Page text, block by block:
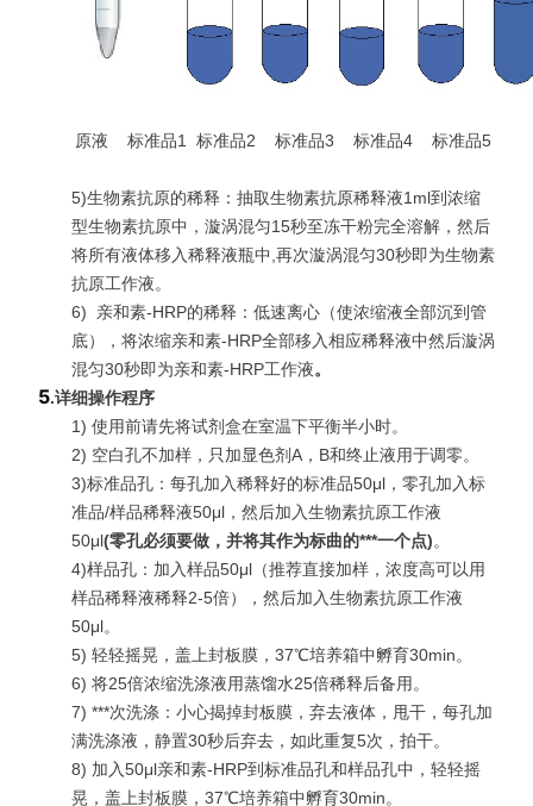
原液 标准品1 标准品2 标准品3 标准品4 标准品5
5)生物素抗原的稀释：抽取生物素抗原稀释液1ml到浓缩
型生物素抗原中，漩涡混匀15秒至冻干粉完全溶解，然后
将所有液体移入稀释液瓶中,再次漩涡混匀30秒即为生物素
抗原工作液。
6)
亲和素-HRP的稀释：低速离心（使浓缩液全部沉到管
底），将浓缩亲和素-HRP全部移入相应稀释液中然后漩涡
混匀30秒即为亲和素-HRP工作液。
5.详细操作程序
1) 使用前请先将试剂盒在室温下平衡半小时。
2) 空白孔不加样，只加显色剂A，B和终止液用于调零。
3)标准品孔：每孔加入稀释好的标准品50μl，零孔加入标
准品/样品稀释液50μl，然后加入生物素抗原工作液
50μl(零孔必须要做，并将其作为标曲的***一个点)。
4)样品孔：加入样品50μl（推荐直接加样，浓度高可以用
样品稀释液稀释2-5倍），然后加入生物素抗原工作液
50μl。
5) 轻轻摇晃，盖上封板膜，37℃培养箱中孵育30min。
6) 将25倍浓缩洗涤液用蒸馏水25倍稀释后备用。
7) ***次洗涤：小心揭掉封板膜，弃去液体，甩干，每孔加
满洗涤液，静置30秒后弃去，如此重复5次，拍干。
8) 加入50μl亲和素-HRP到标准品孔和样品孔中，轻轻摇
晃，盖上封板膜，37℃培养箱中孵育30min。